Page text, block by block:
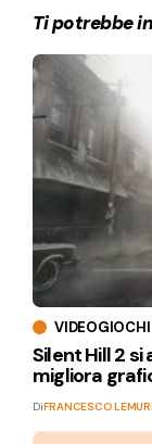
Ti potrebbe
VIDEOGIOCHI
Silent Hill 2 si
migliora
DiFRANCESCO LEMURI